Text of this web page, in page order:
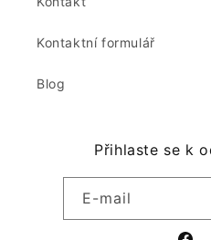
Kontaktní formulář
Blog
Přihlaste se k
E-mail